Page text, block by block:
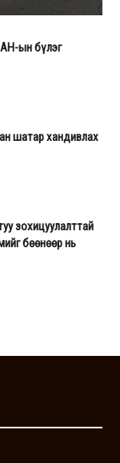
ын бүлэг
шатар хандивлах
зохицуулалттай
бөөнөөр нь